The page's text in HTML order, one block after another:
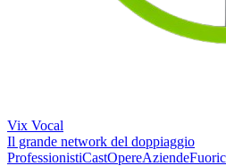
Vix Vocal
Il grande network del doppiaggio
ProfessionistiCastOpereAziende